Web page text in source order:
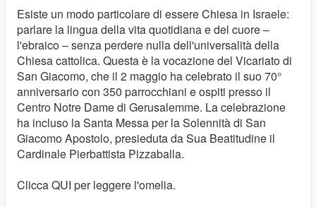
Esiste un modo particolare di essere Chiesa in Israele:
parlare la lingua della vita quotidiana e del cuore –
l'ebraico – senza perdere nulla dell'universalità della
Chiesa cattolica. Questa è la vocazione del Vicariato di
San Giacomo, che il 2 maggio ha celebrato il suo 70°
anniversario con 350 parrocchiani e ospiti presso il
Centro Notre Dame di Gerusalemme. La celebrazione
ha incluso la Santa Messa per la Solennità di San
Giacomo Apostolo, presieduta da Sua Beatitudine il
Cardinale Pierbattista Pizzaballa.
Clicca QUI per leggere l'omelia.